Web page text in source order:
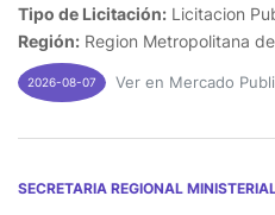
Tipo de Licitación: Licitacion
Región: Region Metropolitana
2026-08-07 Ver en Mercado
SECRETARIA REGIONAL